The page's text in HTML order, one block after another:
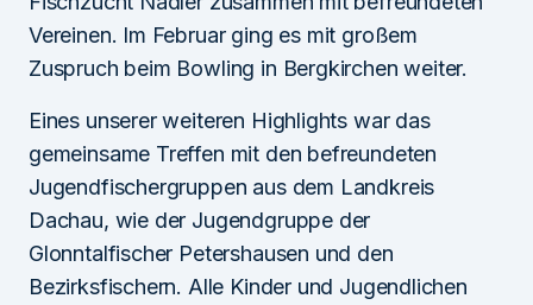
Vereinen. Im Februar ging es mit großem
Zuspruch beim Bowling in Bergkirchen weiter.
Eines unserer weiteren Highlights war das
gemeinsame Treffen mit den befreundeten
Jugendfischergruppen aus dem Landkreis
Dachau, wie der Jugendgruppe der
Glonntalfischer Petershausen und den
Bezirksfischern. Alle Kinder und Jugendlichen